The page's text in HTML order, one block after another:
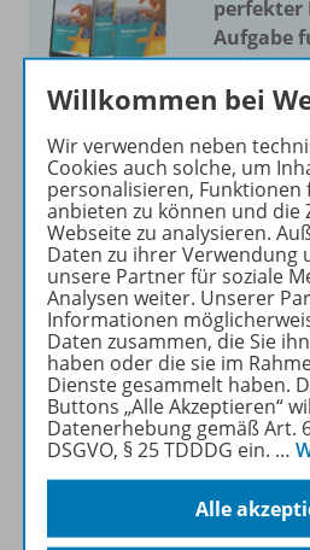
perfekter
Aufgabe
Sie
Beschreibung
Willkommen bei
Wir verwenden neben
Cookies auch solche, um
personalisieren, Funktionen
anbieten zu können und die
Webseite zu analysieren.
Daten zu ihrer Verwendung
unsere Partner für soziale
Analysen weiter. Unserer
Informationen
Daten zusammen, die Sie
haben oder die sie im
Dienste gesammelt haben.
Buttons „Alle Akzeptieren“
Datenerhebung gemäß Art.
DSGVO, § 25 TDDDG ein. …
Alle